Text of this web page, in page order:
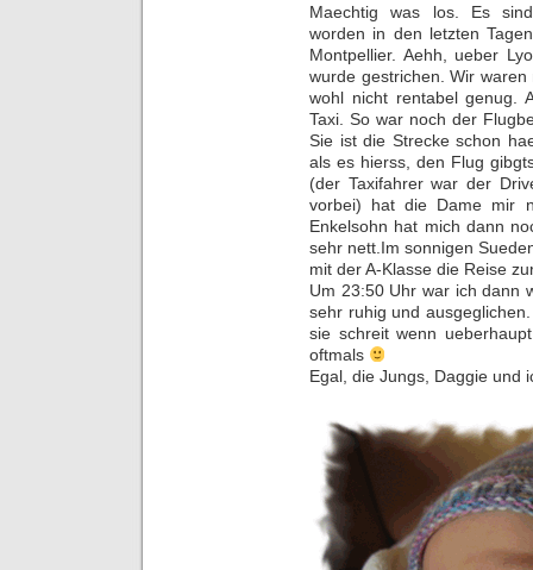
Maechtig was los. Es
worden in den letzten
Montpellier. Aehh, ueber
wurde gestrichen. Wir
wohl nicht rentabel genug.
Taxi. So war noch der
Sie ist die Strecke schon
als es hierss, den Flug
(der Taxifahrer war der
vorbei) hat die Dame mir
Enkelsohn hat mich dann
sehr nett.Im sonnigen
mit der A-Klasse die Reise
Um 23:50 Uhr war ich dann
sehr ruhig und
sie schreit wenn
oftmals
Egal, die Jungs, Daggie und